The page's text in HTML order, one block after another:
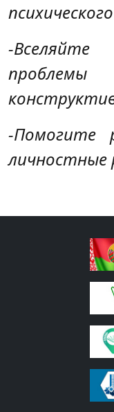
-
-Помогите
личностные